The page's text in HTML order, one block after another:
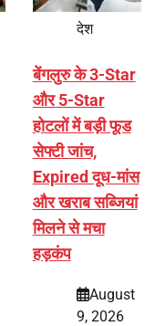
देश
बेंगलुरु के 3-Star
और 5-Star
होटलों में बड़ी फूड
सेफ्टी जांच,
Expired दूध-मांस
और खराब सब्जियां
मिलने से मचा
हड़कंप
August
9, 2026